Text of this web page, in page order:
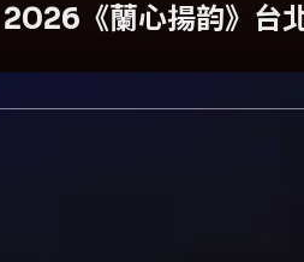
2026《蘭心揚韵》台